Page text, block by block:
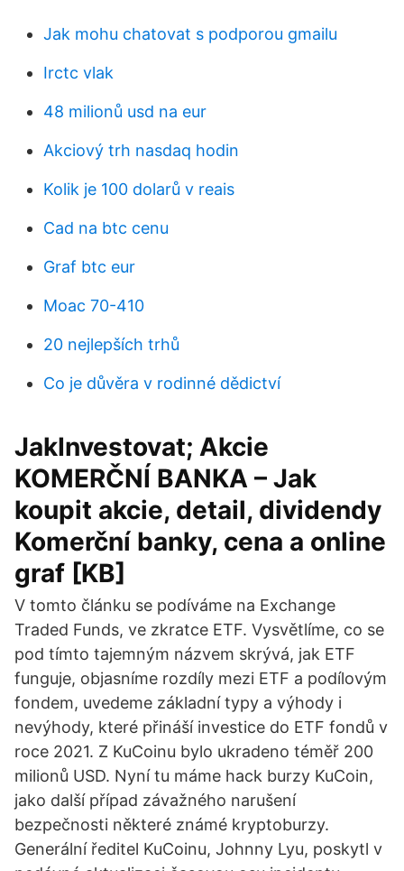
Jak mohu chatovat s podporou gmailu
Irctc vlak
48 milionů usd na eur
Akciový trh nasdaq hodin
Kolik je 100 dolarů v reais
Cad na btc cenu
Graf btc eur
Moac 70-410
20 nejlepších trhů
Co je důvěra v rodinné dědictví
JakInvestovat; Akcie
KOMERČNÍ BANKA – Jak
koupit akcie, detail, dividendy
Komerční banky, cena a online
graf [KB]
V tomto článku se podíváme na Exchange
Traded Funds, ve zkratce ETF. Vysvětlíme, co se
pod tímto tajemným názvem skrývá, jak ETF
funguje, objasníme rozdíly mezi ETF a podílovým
fondem, uvedeme základní typy a výhody i
nevýhody, které přináší investice do ETF fondů v
roce 2021. Z KuCoinu bylo ukradeno téměř 200
milionů USD. Nyní tu máme hack burzy KuCoin,
jako další případ závažného narušení
bezpečnosti některé známé kryptoburzy.
Generální ředitel KuCoinu, Johnny Lyu, poskytl v